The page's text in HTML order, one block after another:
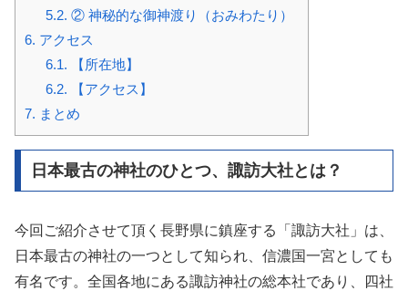
5.2. ② 神秘的な御神渡り（おみわたり）
6. アクセス
6.1. 【所在地】
6.2. 【アクセス】
7. まとめ
日本最古の神社のひとつ、諏訪大社とは？
今回ご紹介させて頂く長野県に鎮座する「諏訪大社」は、
日本最古の神社の一つとして知られ、信濃国一宮としても
有名です。全国各地にある諏訪神社の総本社であり、四社